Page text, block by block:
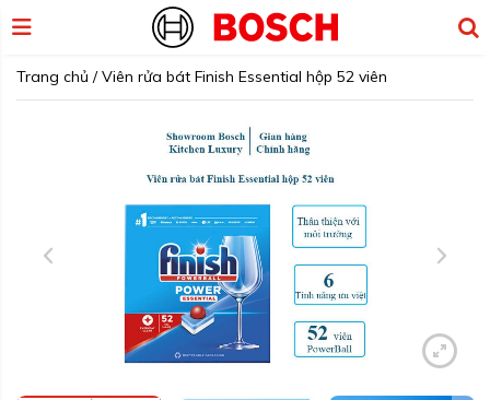
Trang chủ /Viên rửa bát Finish Essential hộp 52 viên